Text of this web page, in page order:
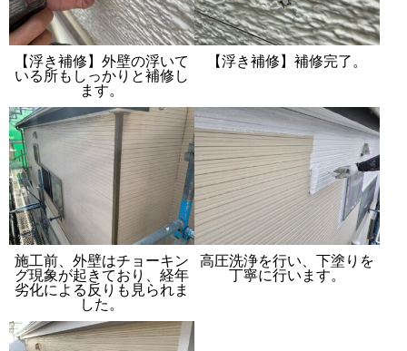
【浮き補修】外壁の浮いて
いる所もしっかりと補修し
ます。
【浮き補修】補修完了。
施工前、外壁はチョーキン
グ現象が起きており、経年
劣化による反りも見られま
した。
高圧洗浄を行い、下塗りを
丁寧に行います。